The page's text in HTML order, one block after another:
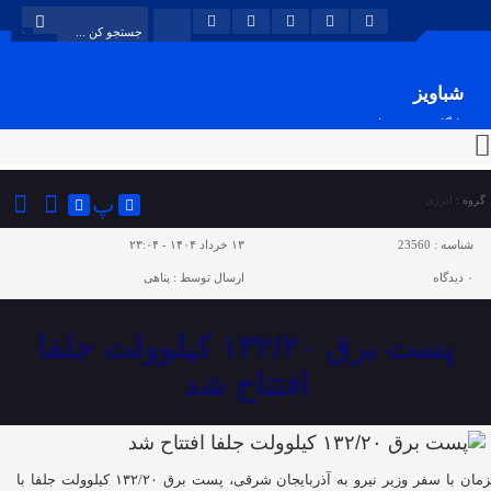
شباویز
پایگاه خبری شباویز
گروه : پ
شناسه : 23560 ۱۳ خرداد ۱۴۰۴ - ۲۳:۰۴
۰ دیدگاه ارسال توسط : پناهی
پست برق ۱۳۲/۲۰ کیلوولت جلفا
افتتاح شد
همزمان با سفر وزیر نیرو به آذربایجان شرقی، پست برق ۱۳۲/۲۰ کیلوولت جلفا با